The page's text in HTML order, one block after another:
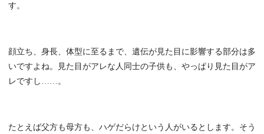
す。
顔立ち、身長、体型に至るまで、遺伝が見た目に影響する部分は多
いですよね。見た目がアレな人同士の子供も、やっぱり見た目がア
レですし……。
たとえば父方も母方も、ハゲだらけという人がいるとします。そう